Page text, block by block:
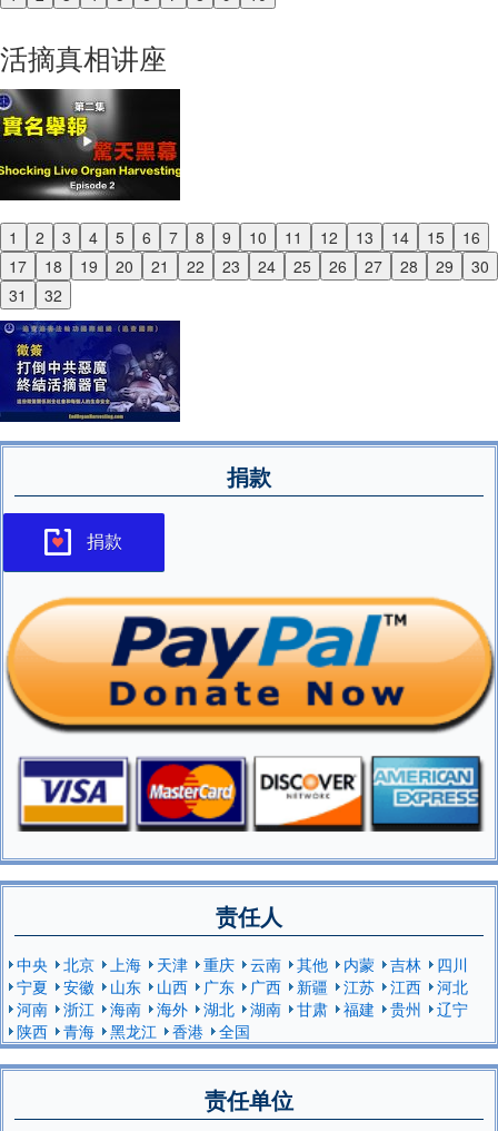
Previous
活摘真相讲座
1 2 3 4 5 6 7 8 9 10 11 12 13 14 15
16
17
18 19 20 21 22 23 24 25 26 27 28 29
30
31
32
Previous
Next
捐款
捐款
责任人
中央 北京 上海 天津 重庆 云南 其他 内蒙 吉林
四川
宁夏
安徽 山东 山西 广东 广西 新疆 江苏 江西
河北
河南
浙江 海南 海外 湖北 湖南 甘肃 福建 贵州
辽宁
陕西
青海 黑龙江 香港 全国
责任单位